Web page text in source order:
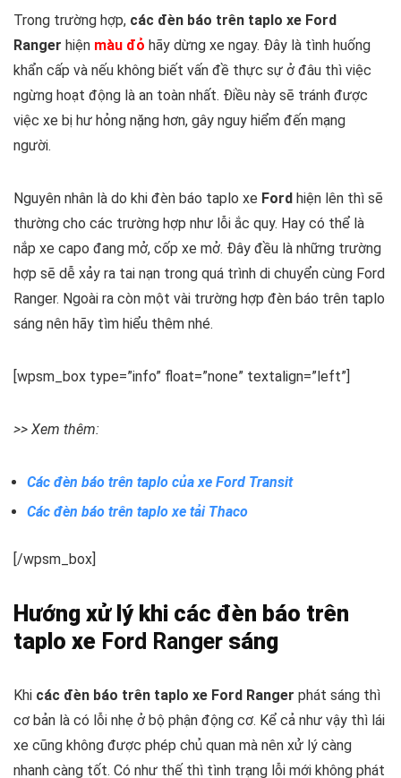
Trong trường hợp, các đèn báo trên taplo xe Ford
Ranger hiện màu đỏ hãy dừng xe ngay. Đây là tình huống
khẩn cấp và nếu không biết vấn đề thực sự ở đâu thì việc
ngừng hoạt động là an toàn nhất. Điều này sẽ tránh được
việc xe bị hư hỏng nặng hơn, gây nguy hiểm đến mạng
người.
Nguyên nhân là do khi đèn báo taplo xe Ford hiện lên thì sẽ
thường cho các trường hợp như lỗi ắc quy. Hay có thể là
nắp xe capo đang mở, cốp xe mở. Đây đều là những trường
hợp sẽ dễ xảy ra tai nạn trong quá trình di chuyển cùng Ford
Ranger. Ngoài ra còn một vài trường hợp đèn báo trên taplo
sáng nên hãy tìm hiểu thêm nhé.
[wpsm_box type=”info” float=”none” textalign=”left”]
>> Xem thêm:
Các đèn báo trên taplo của xe Ford Transit
Các đèn báo trên taplo xe tải Thaco
[/wpsm_box]
Hướng xử lý khi các đèn báo trên
taplo xe Ford Ranger sáng
Khi các đèn báo trên taplo xe Ford Ranger phát sáng thì
cơ bản là có lỗi nhẹ ở bộ phận động cơ. Kể cả như vậy thì lái
xe cũng không được phép chủ quan mà nên xử lý càng
nhanh càng tốt. Có như thế thì tình trạng lỗi mới không phát